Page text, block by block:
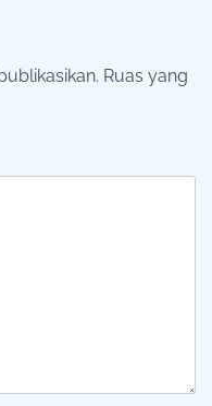
Ruas yang